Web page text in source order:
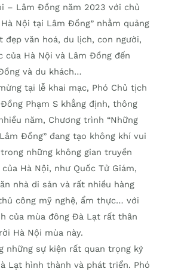
– Lâm Đồng năm 2023 với chủ
Hà Nội tại Lâm Đồng” nhằm quảng
đẹp văn hoá, du lịch, con người,
của Hà Nội và Lâm Đồng đến
và du khách…
tại lễ khai mạc, Phó Chủ tịch
Phạm S khẳng định, thông
năm, Chương trình “Những
Đồng” đang tạo không khí vui
những không gian truyền
Hà Nội, như Quốc Tử Giám,
nhà di sản và rất nhiều hàng
công mỹ nghệ, ẩm thực… với
của mùa đông Đà Lạt rất thân
Hà Nội mùa này.
những sự kiện rất quan trọng kỷ
Lạt hình thành và phát triển. Phó